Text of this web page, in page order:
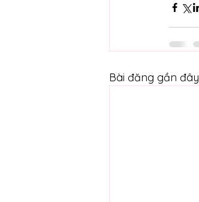
Bài đăng gần đây